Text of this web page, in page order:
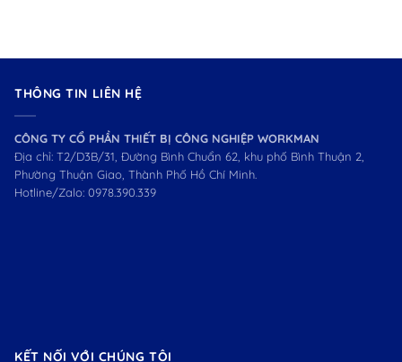
THÔNG TIN LIÊN HỆ
CÔNG TY CỔ PHẦN THIẾT BỊ CÔNG NGHIỆP WORKMAN
Địa chỉ: T2/D3B/31, Đường Bình Chuẩn 62, khu phố Bình Thuận 2,
Phường Thuận Giao, Thành Phố Hồ Chí Minh.
Hotline/Zalo: 0978.390.339
KẾT NỐI VỚI CHÚNG TÔI